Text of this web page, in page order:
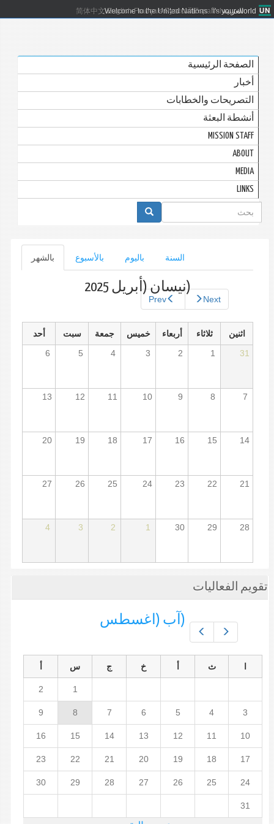
Welcome to the United Nations. It's your world.
العربية 简体中文 English Français Русский Español
الصفحة الرئيسية
أخبار
التصريحات والخطابات
أنشطة البعثة
MISSION STAFF
ABOUT
MEDIA
LINKS
استمارة
البحث
الأساسية
بالشهر
(علامة
التبويب
النشطة)
بالأسبوع باليوم السنة
Prev Next
(نيسان (أبريل 2025
اثنين ثلاثاء أربعاء خميس جمعة سبت
أحد
31
1
2
3
4
5
6
7
8
9
10
11
12
13
14
15
16
17
18
19
20
21
22
23
24
25
26
27
28
29
30
1
2
3
4
تقويم الفعاليات
(آب (اغسطس
ث خ ج س
1
2
3
4
5
6
7
8
9
10
11
12
13
14
15
16
17
18
19
20
21
22
23
24
25
26
27
28
29
30
31